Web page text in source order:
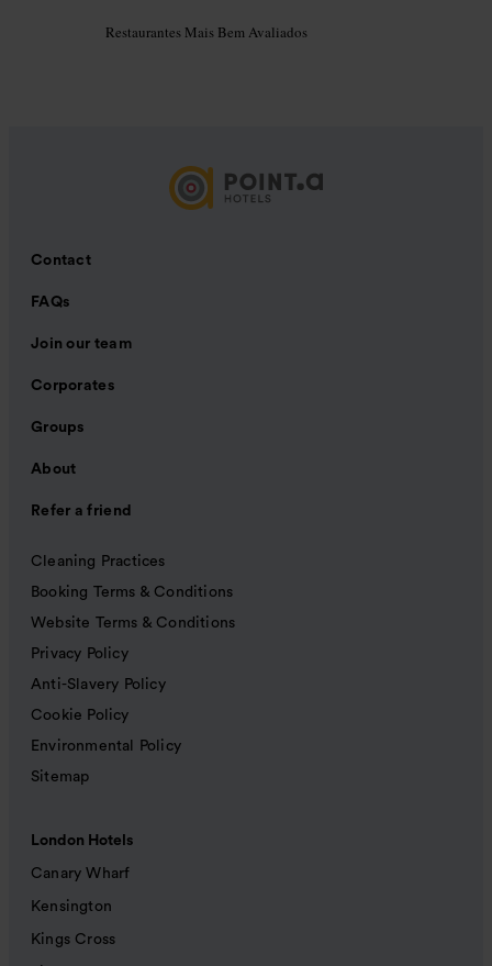
Restaurantes Mais Bem Avaliados
Contact
FAQs
Join our team
Corporates
Groups
About
Refer a friend
Cleaning Practices
Booking Terms & Conditions
Website Terms & Conditions
Privacy Policy
Anti-Slavery Policy
Cookie Policy
Environmental Policy
Sitemap
London Hotels
Canary Wharf
Kensington
Kings Cross